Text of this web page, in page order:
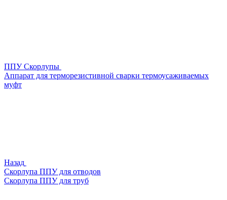
ППУ Скорлупы
Аппарат для терморезистивной сварки термоусаживаемых
муфт
Назад
Скорлупа ППУ для отводов
Скорлупа ППУ для труб